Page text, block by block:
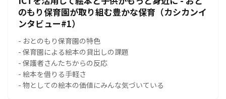
のもり保育園が取り組む豊かな保育（カシカンイ
ンタビュー#1）
- おとのもり保育園の特色
- 保育園による絵本の貸出しの課題
- 保護者さんたちからの反応
- 絵本を借りる手軽さ
- 物としての絵本の価値にみんな気づいている